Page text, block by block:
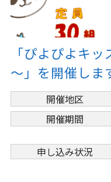
「ぴよぴよキ
～」を開催しま
開催地区
開催期間
申し込み状況